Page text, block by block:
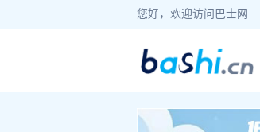
您好，欢迎访问巴士网